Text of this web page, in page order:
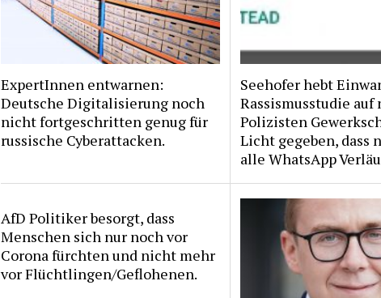
ExpertInnen entwarnen:
Deutsche Digitalisierung noch
nicht fortgeschritten genug für
russische Cyberattacken.
Seehofer hebt
Rassismusstudie auf
Polizisten
Licht gegeben, dass
alle WhatsApp
AfD Politiker besorgt, dass
Menschen sich nur noch vor
Corona fürchten und nicht mehr
vor Flüchtlingen/Geflohenen.